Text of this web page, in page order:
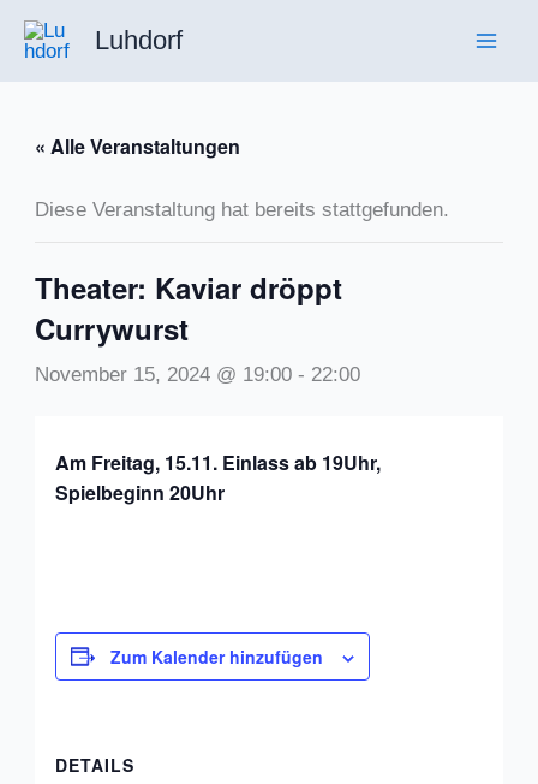
Zum
Inhalt
Luhdorf
« Alle Veranstaltungen
Diese Veranstaltung hat bereits stattgefunden.
Theater: Kaviar dröppt
Currywurst
November 15, 2024 @ 19:00 - 22:00
Am Freitag, 15.11. Einlass ab 19Uhr,
Spielbeginn 20Uhr
Zum Kalender hinzufügen
DETAILS